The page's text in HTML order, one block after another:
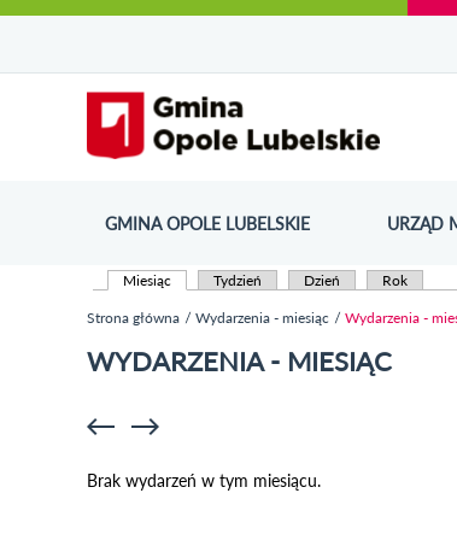
do
strony
do
menu
wyszukiwarki
ścieżki
nawigacyjnej
kategorii
aktualności
do
kalendarza
wydarzeń
do
galerii
do
stopki
GMINA OPOLE LUBELSKIE URZĄD
Miesiąc (aktywna karta)
Tydzień Dzień Rok
Strona główna Wydarzenia - miesiąc Wydarzenia -
WYDARZENIA - MIESIĄC
Brak wydarzeń w tym miesiącu.